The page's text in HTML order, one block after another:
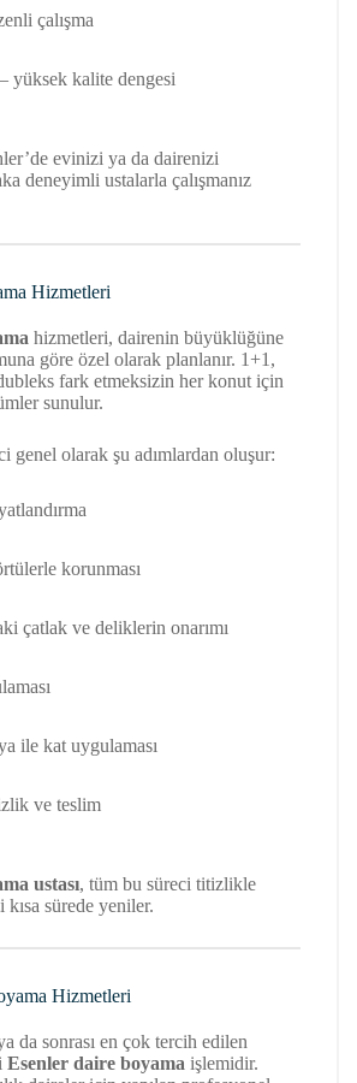
çalışma
yüksek kalite dengesi
evinizi ya da dairenizi
deneyimli ustalarla çalışmanız
Hizmetleri
hizmetleri, dairenin büyüklüğüne
göre özel olarak planlanır. 1+1,
fark etmeksizin her konut için
sunulur.
genel olarak şu adımlardan oluşur:
korunması
çatlak ve deliklerin onarımı
ile kat uygulaması
ve teslim
ustası, tüm bu süreci titizlikle
sürede yeniler.
Hizmetleri
da sonrası en çok tercih edilen
Esenler daire boyama işlemidir.